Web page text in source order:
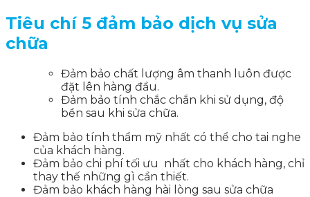
Tiêu chí 5 đảm bảo dịch vụ sửa
chữa
Đảm bảo chất lượng âm thanh luôn được
đặt lên hàng đầu.
Đảm bảo tính chắc chắn khi sử dụng, độ
bền sau khi sửa chữa.
Đảm bảo tính thẩm mỹ nhất có thể cho tai nghe
của khách hàng.
Đảm bảo chi phí tối ưu nhất cho khách hàng, chỉ
thay thế những gì cần thiết.
Đảm bảo khách hàng hài lòng sau sửa chữa